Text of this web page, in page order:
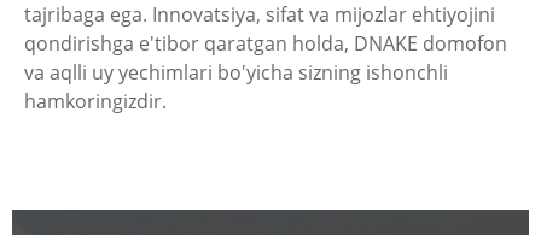
tajribaga ega. Innovatsiya, sifat va mijozlar ehtiyojini
qondirishga e'tibor qaratgan holda, DNAKE domofon
va aqlli uy yechimlari bo'yicha sizning ishonchli
hamkoringizdir.